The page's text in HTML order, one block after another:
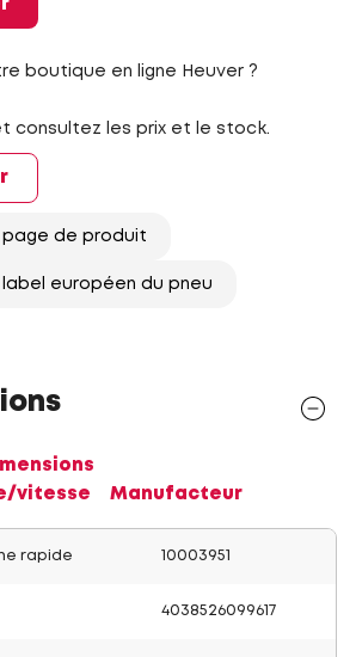
boutique en ligne Heuver ?
consultez les prix et le stock.
page de produit
label européen du pneu
vitesse
Manufacteur
rapide 10003951
4038526099617